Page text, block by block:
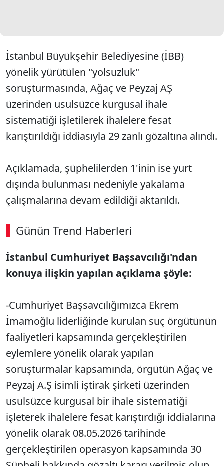
İstanbul Büyükşehir Belediyesine (İBB)
yönelik yürütülen "yolsuzluk"
soruşturmasında, Ağaç ve Peyzaj AŞ
üzerinden usulsüzce kurgusal ihale
sistematiği işletilerek ihalelere fesat
karıştırıldığı iddiasıyla 29 zanlı gözaltına alındı.
Açıklamada, şüphelilerden 1'inin ise yurt
dışında bulunması nedeniyle yakalama
çalışmalarına devam edildiği aktarıldı.
Günün Trend Haberleri
İstanbul Cumhuriyet Başsavcılığı'ndan
konuya ilişkin yapılan açıklama şöyle:
-Cumhuriyet Başsavcılığımızca Ekrem
İmamoğlu liderliğinde kurulan suç örgütünün
faaliyetleri kapsamında gerçekleştirilen
eylemlere yönelik olarak yapılan
soruşturmalar kapsamında, örgütün Ağaç ve
Peyzaj A.Ş isimli iştirak şirketi üzerinden
usulsüzce kurgusal bir ihale sistematiği
işleterek ihalelere fesat karıştırdığı iddialarına
yönelik olarak 08.05.2026 tarihinde
gerçekleştirilen operasyon kapsamında 30